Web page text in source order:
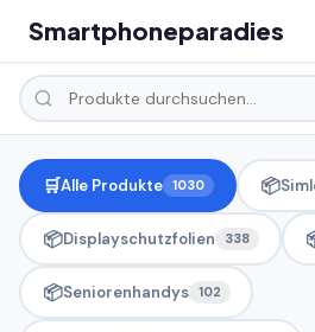
Smartphoneparadies
🛒Alle Produkte 1030 📦
📦Displayschutzfolien 338
📦Seniorenhandys 102